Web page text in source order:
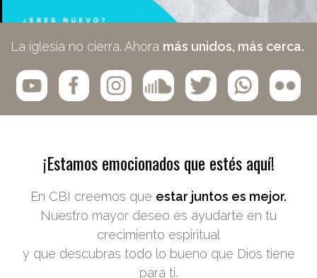
La iglesia no cierra. Ahora más unidos, más cerca.
¡Estamos emocionados que estés aquí!
En CBI creemos que estar juntos es mejor.
Nuestro mayor deseo es ayudarte en tu
crecimiento espiritual
y que descubras todo lo bueno que Dios tiene
para ti.